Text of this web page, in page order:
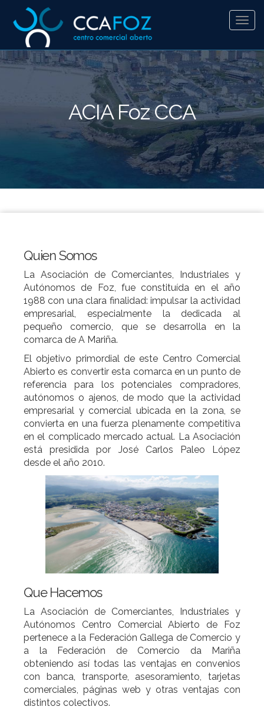
contenido
principal
ACIA Foz CCA
Quien Somos
La Asociación de Comerciantes, Industriales y
Autónomos de Foz, fue constituída en el año
1988 con una clara finalidad: impulsar la actividad
empresarial, especialmente la dedicada al
pequeño comercio, que se desarrolla en la
comarca de A Mariña.
El objetivo primordial de este Centro Comercial
Abierto es convertir esta comarca en un punto de
referencia para los potenciales compradores,
autónomos o ajenos, de modo que la actividad
empresarial y comercial ubicada en la zona, se
convierta en una fuerza plenamente competitiva
en el complicado mercado actual. La Asociación
está presidida por José Carlos Paleo López
desde el año 2010.
Que Hacemos
La Asociación de Comerciantes, Industriales y
Autónomos Centro Comercial Abierto de Foz
pertenece a la Federación Gallega de Comercio y
a la Federación de Comercio da Mariña
obteniendo así todas las ventajas en convenios
con banca, transporte, asesoramiento, tarjetas
comerciales, páginas web y otras ventajas con
distintos colectivos.